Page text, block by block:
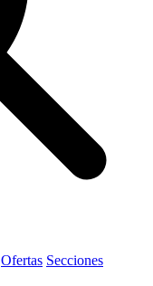
Ofertas Secciones